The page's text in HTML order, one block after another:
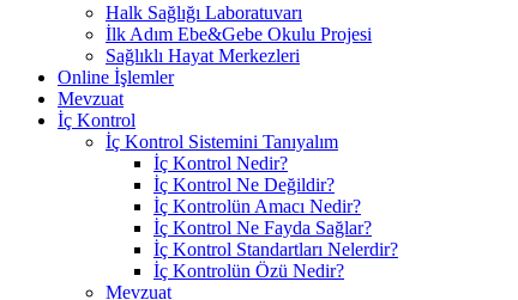
Halk Sağlığı Laboratuvarı
İlk Adım Ebe&Gebe Okulu Projesi
Sağlıklı Hayat Merkezleri
Online İşlemler
Mevzuat
İç Kontrol
İç Kontrol Sistemini Tanıyalım
İç Kontrol Nedir?
İç Kontrol Ne Değildir?
İç Kontrolün Amacı Nedir?
İç Kontrol Ne Fayda Sağlar?
İç Kontrol Standartları Nelerdir?
İç Kontrolün Özü Nedir?
Mevzuat